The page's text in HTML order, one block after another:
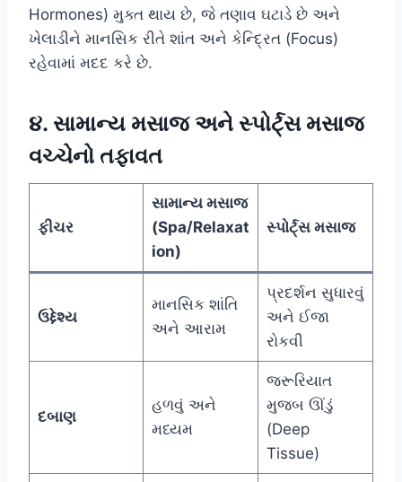
Hormones) મુક્ત થાય છે, જે તણાવ ઘટાડે છે અને
ખેલાડીને માનસિક રીતે શાંત અને કેન્દ્રિત (Focus)
રહેવામાં મદદ કરે છે.
૪. સામાન્ય મસાજ અને સ્પોર્ટ્સ મસાજ
વચ્ચેનો તફાવત
ફીચર
સામાન્ય મસાજ
(Spa/Relaxat
ion)
સ્પોર્ટ્સ મસાજ
ઉદ્દેશ્ય
માનસિક શાંતિ
અને આરામ
પ્રદર્શન સુધારવું
અને ઈજા
રોકવી
દબાણ
હળવું અને
મધ્યમ
જરૂરિયાત
મુજબ ઊંડું
(Deep
Tissue)